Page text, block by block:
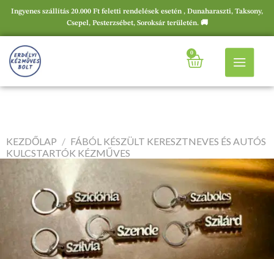
Ingyenes szállítás 20.000 Ft feletti rendelések esetén , Dunaharaszti, Taksony,
Csepel, Pesterzsébet, Soroksár területén. 🚚
0
KEZDŐLAP / FÁBÓL KÉSZÜLT KERESZTNEVES ÉS AUTÓS
KULCSTARTÓK KÉZMŰVES